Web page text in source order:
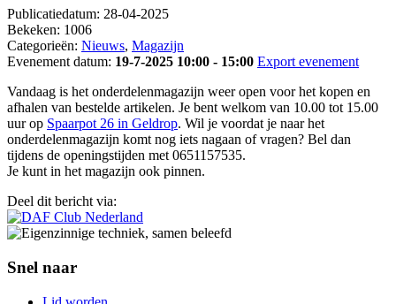
Publicatiedatum: 28-04-2025
Bekeken: 1006
Categorieën: Nieuws, Magazijn
Evenement datum: 19-7-2025 10:00 - 15:00 Export evenement
Vandaag is het onderdelenmagazijn weer open voor het kopen en
afhalen van bestelde artikelen. Je bent welkom van 10.00 tot 15.00
uur op Spaarpot 26 in Geldrop. Wil je voordat je naar het
onderdelenmagazijn komt nog iets nagaan of vragen? Bel dan
tijdens de openingstijden met 0651157535.
Je kunt in het magazijn ook pinnen.
Deel dit bericht via:
Snel naar